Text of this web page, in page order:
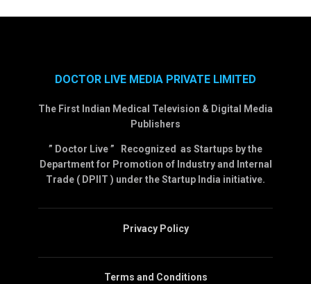
DOCTOR LIVE MEDIA PRIVATE LIMITED
The First Indian Medical Television & Digital Media
Publishers
” Doctor Live ” Recognized as Startups by the
Department for Promotion of Industry and Internal
Trade ( DPIIT ) under the Startup India initiative.
Privacy Policy
Terms and Conditions